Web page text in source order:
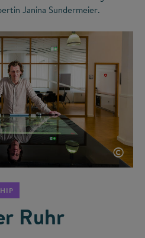
Janina Sundermeier.
©
Ruhr